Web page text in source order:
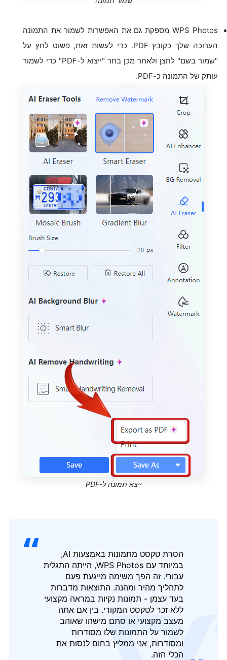
WPS Photos מספקת גם את האפשרות לשמור את התמונה
הערוכה שלך כקובץ PDF. כדי לעשות זאת, פשוט לחץ על
"שמור בשם" לחצן ולאחר מכן בחר "ייצוא ל-PDF" כדי לשמור
עותק של התמונה כ-PDF.
ייצא תמונה ל-PDF
הסרת טקסט מתמונות באמצעות AI,
במיוחד עם WPS Photos, הייתה התגלית
עבורי. זה הפך משימה מייגעת פעם
לתהליך מהיר ומהנה. התוצאות מדברות
בעד עצמן - תמונות נקיות במראה מקצועי
ללא זכר לטקסט המקורי. בין אם אתה
מעצב מקצועי או סתם מישהו שאוהב
לשמור על התמונות שלו מסודרות
ומסודרות, אני ממליץ בחום לנסות את
הכלי הזה.